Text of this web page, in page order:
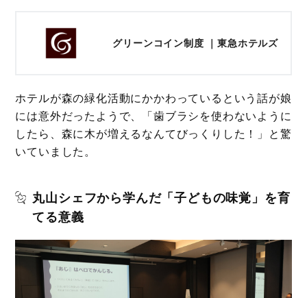
グリーンコイン制度 ｜東急ホテルズ
ホテルが森の緑化活動にかかわっているという話が娘
には意外だったようで、「歯ブラシを使わないように
したら、森に木が増えるなんてびっくりした！」と驚
いていました。
丸山シェフから学んだ「子どもの味覚」を育
てる意義